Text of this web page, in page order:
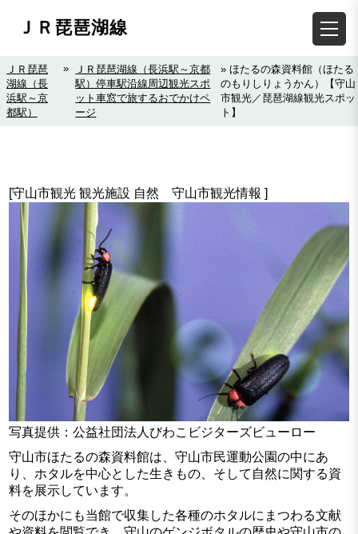
ＪＲ琵琶湖線
ＪＲ琵琶
湖線（長
浜駅～京
都駅）
»
ＪＲ琵琶湖線（長浜駅～京都
駅）停車駅沿線周辺観光スポ
ット車窓で旅するおでかけペ
ージ
» ほたるの森資料館（ほたる
のもりしりょうかん）【守山
市観光／琵琶湖線観光スポッ
ト】
[守山市観光 観光施設 自然 守山市観光情報 ]
写真提供：公益社団法人びわこビジターズビューロー
守山市ほたるの森資料館は、守山市民運動公園の中にあ
り、ホタルを中心とした生きもの、そして自然に関する資
料を展示しています。
そのほかにも当館で収集した各種のホタルにまつわる文献